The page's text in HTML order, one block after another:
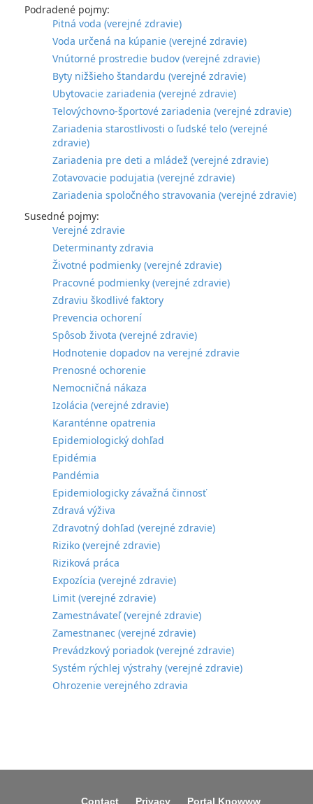
Podradené pojmy:
Pitná voda (verejné zdravie)
Voda určená na kúpanie (verejné zdravie)
Vnútorné prostredie budov (verejné zdravie)
Byty nižšieho štandardu (verejné zdravie)
Ubytovacie zariadenia (verejné zdravie)
Telovýchovno-športové zariadenia (verejné zdravie)
Zariadenia starostlivosti o ľudské telo (verejné
zdravie)
Zariadenia pre deti a mládež (verejné zdravie)
Zotavovacie podujatia (verejné zdravie)
Zariadenia spoločného stravovania (verejné zdravie)
Susedné pojmy:
Verejné zdravie
Determinanty zdravia
Životné podmienky (verejné zdravie)
Pracovné podmienky (verejné zdravie)
Zdraviu škodlivé faktory
Prevencia ochorení
Spôsob života (verejné zdravie)
Hodnotenie dopadov na verejné zdravie
Prenosné ochorenie
Nemocničná nákaza
Izolácia (verejné zdravie)
Karanténne opatrenia
Epidemiologický dohľad
Epidémia
Pandémia
Epidemiologicky závažná činnosť
Zdravá výživa
Zdravotný dohľad (verejné zdravie)
Riziko (verejné zdravie)
Riziková práca
Expozícia (verejné zdravie)
Limit (verejné zdravie)
Zamestnávateľ (verejné zdravie)
Zamestnanec (verejné zdravie)
Prevádzkový poriadok (verejné zdravie)
Systém rýchlej výstrahy (verejné zdravie)
Ohrozenie verejného zdravia
Contact Privacy Portal Knowww